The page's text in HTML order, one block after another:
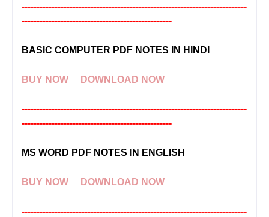
---------------------------------------------------------------------------
--------------------------------------------------
BASIC COMPUTER PDF NOTES IN HINDI
BUY NOW DOWNLOAD NOW
---------------------------------------------------------------------------
--------------------------------------------------
MS WORD PDF NOTES IN ENGLISH
BUY NOW DOWNLOAD NOW
---------------------------------------------------------------------------